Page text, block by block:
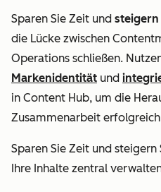
Sparen Sie Zeit und steigern
die Lücke zwischen
Operations schließen.
Markenidentität und
in Content Hub, um die
Zusammenarbeit
Sparen Sie Zeit und
Ihre Inhalte zentral